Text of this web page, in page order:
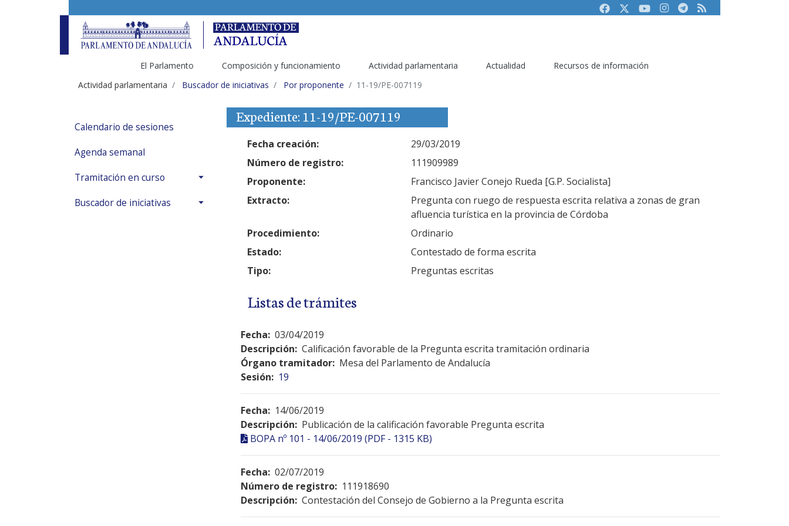
FacebookTwitterYoutubeInstagram
Telegram
RSS
El Parlamento Composición y funcionamiento Actividad parlamentaria Actualidad
Recursos de información
Actividad parlamentaria
Buscador de iniciativas Por proponente 11-19/PE-007119
Calendario de sesiones
Agenda semanal
Tramitación en curso
Buscador de iniciativas
Expediente: 11-19/PE-007119
Fecha creación:
29/03/2019
Número de registro:
111909989
Proponente:
Francisco Javier Conejo Rueda [G.P. Socialista]
Extracto:
Pregunta con ruego de respuesta escrita relativa a zonas de gran
afluencia turística en la provincia de Córdoba
Procedimiento:
Ordinario
Estado:
Contestado de forma escrita
Tipo:
Preguntas escritas
Listas de trámites
Fecha: 03/04/2019
Descripción: Calificación favorable de la Pregunta escrita tramitación ordinaria
Órgano tramitador: Mesa del Parlamento de Andalucía
Sesión: 19
Fecha: 14/06/2019
Descripción: Publicación de la calificación favorable Pregunta escrita
BOPA nº 101 - 14/06/2019 (PDF - 1315 KB)
Fecha: 02/07/2019
Número de registro: 111918690
Descripción: Contestación del Consejo de Gobierno a la Pregunta escrita